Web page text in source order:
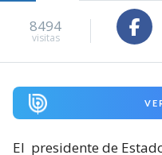
8494
visitas
El presidente de